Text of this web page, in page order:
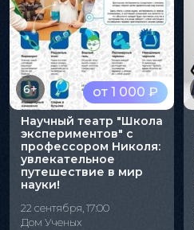
от 1 000 ₽
6+
Научный театр "Школа
экспериментов" с
профессором Николя:
увлекательное
путешествие в мир
науки!
22 сентября, 17:00
Дом Ученых